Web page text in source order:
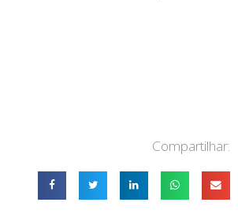
Compartilhar: